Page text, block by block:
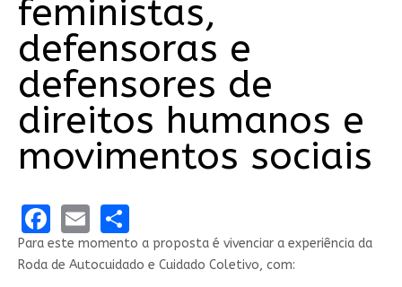
feministas,
defensoras e
defensores de
direitos humanos e
movimentos sociais
Facebook
EmailShare
Para este momento a proposta é vivenciar a experiência da
Roda de Autocuidado e Cuidado Coletivo, com: